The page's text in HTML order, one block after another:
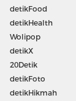
detikFood
detikHealth
Wolipop
detikX
20Detik
detikFoto
detikHikmah